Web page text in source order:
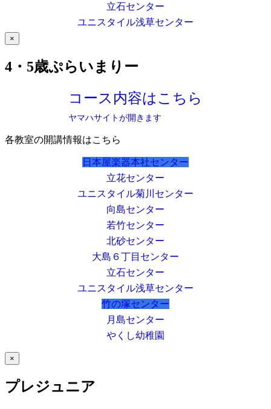
立石センター
ユニスタイル浅草センター
×
4・5歳ぷらいまりー
コース内容はこちら
ヤマハサイトが開きます
各教室の開講情報はこちら
日本屋楽器本社センター
立花センター
ユニスタイル菊川センター
向島センター
若竹センター
北砂センター
大島６丁目センター
立石センター
ユニスタイル浅草センター
竹の塚センター
月島センター
やくし幼稚園
×
プレジュニア